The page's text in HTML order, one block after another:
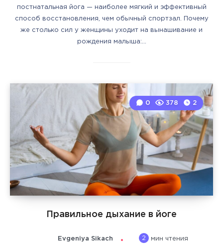
постнатальная йога — наиболее мягкий и эффективный
способ восстановления, чем обычный спортзал. Почему
же столько сил у женщины уходит на вынашивание и
рождения малыша:…
Правильное дыхание в йоге
0 378 2
Evgeniya Sikach 2 мин чтения